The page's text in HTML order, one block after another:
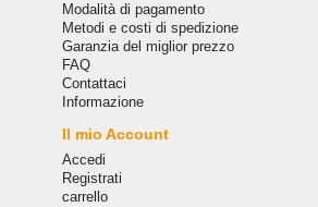
Modalità di pagamento
Metodi e costi di spedizione
Garanzia del miglior prezzo
FAQ
Сontattaci
Informazione
Il mio Account
Accedi
Registrati
carrello